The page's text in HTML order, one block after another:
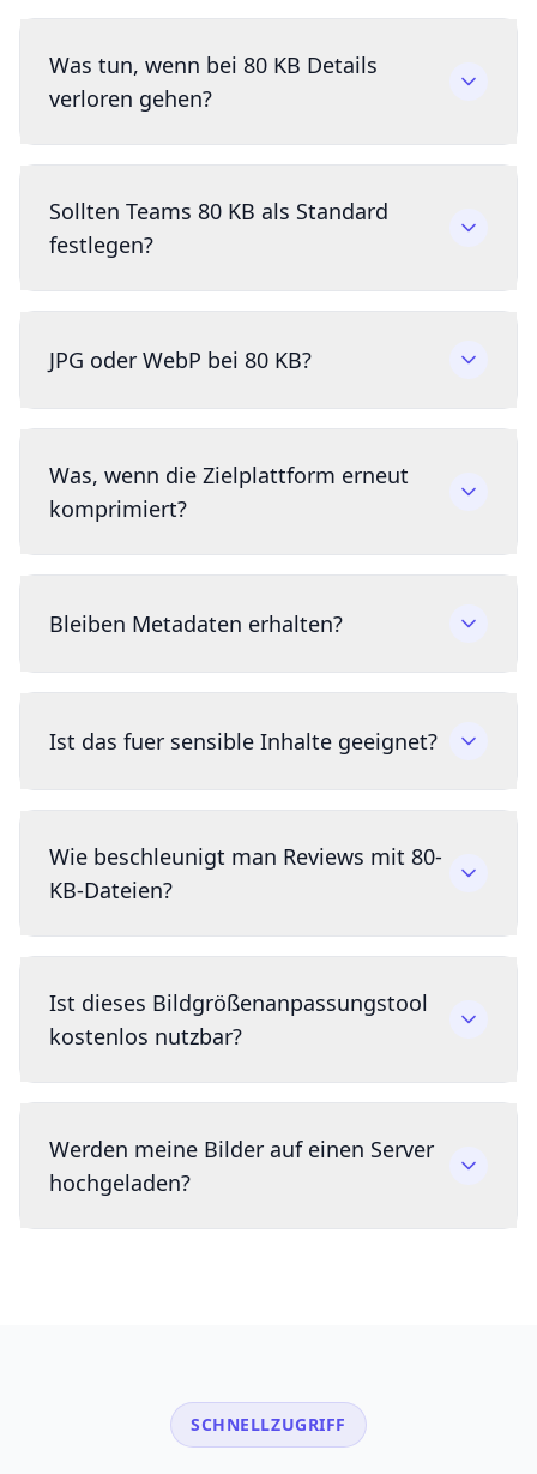
Was tun, wenn bei 80 KB Details
verloren gehen?
Sollten Teams 80 KB als Standard
festlegen?
JPG oder WebP bei 80 KB?
Was, wenn die Zielplattform erneut
komprimiert?
Bleiben Metadaten erhalten?
Ist das fuer sensible Inhalte geeignet?
Wie beschleunigt man Reviews mit 80-
KB-Dateien?
Ist dieses Bildgrößenanpassungstool
kostenlos nutzbar?
Werden meine Bilder auf einen Server
hochgeladen?
SCHNELLZUGRIFF